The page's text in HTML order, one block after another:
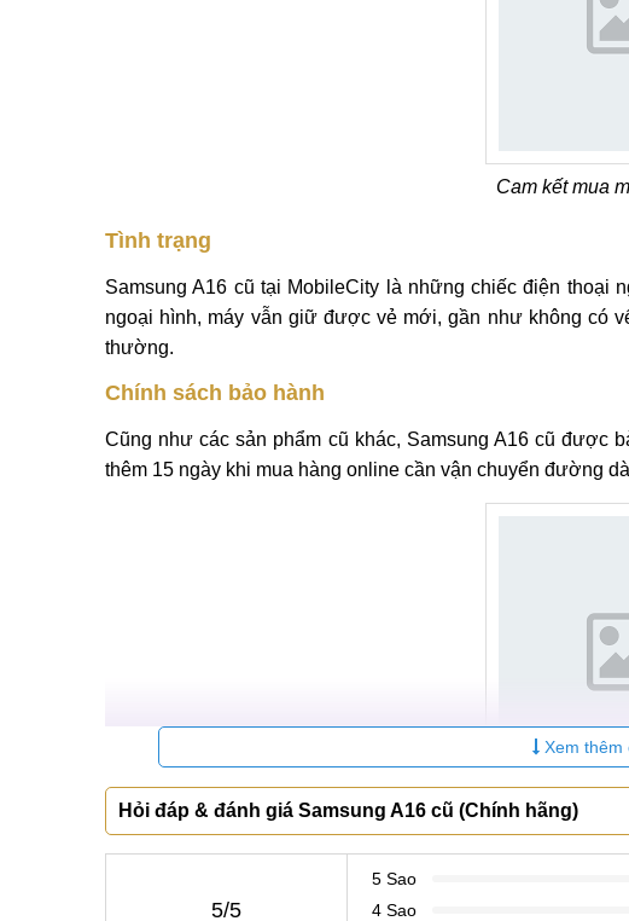
Cam kết mua
Tình trạng
Samsung A16 cũ tại MobileCity là những chiếc điện
ngoại hình, máy vẫn giữ được vẻ mới, gần như không có
thường.
Chính sách bảo hành
Cũng như các sản phẩm cũ khác, Samsung A16 cũ được
thêm 15 ngày khi mua hàng online cần vận chuyển đường
Chính sách Bảo
Tương tự các sản phẩm cũ khác, Samsung A16 cũ được
ngày khi mua hàng online có vận chuyển đường dài.
Xem thêm
Hỏi đáp & đánh giá Samsung A16 cũ (Chính hãng)
5/5
5 Sao
4 Sao